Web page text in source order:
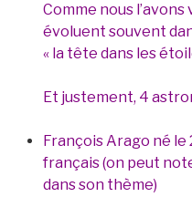
Comme nous
évoluent souvent
« la tête dans les
Et justement, 4
François Arago né
français (on peut
dans son thème)